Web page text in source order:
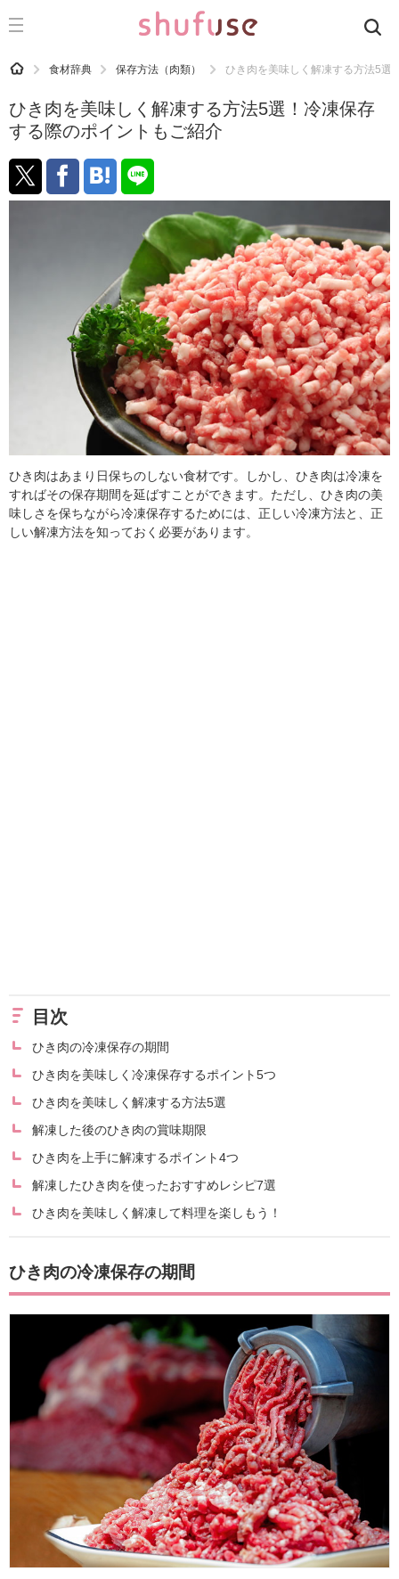
CATEGORY 記事カテゴリ
運気
洗濯
生活の知恵
食材辞典
おすすめ
HOME 食材辞典 保存方法（肉類） ひき肉を美味しく解凍する方法5選
ひき肉を美味しく解凍する方法5選！冷凍保存
する際のポイントもご紹介
ひき肉はあまり日保ちのしない食材です。しかし、ひき肉は冷凍を
すればその保存期間を延ばすことができます。ただし、ひき肉の美
味しさを保ちながら冷凍保存するためには、正しい冷凍方法と、正
しい解凍方法を知っておく必要があります。
目次
ひき肉の冷凍保存の期間
ひき肉を美味しく冷凍保存するポイント5つ
ひき肉を美味しく解凍する方法5選
解凍した後のひき肉の賞味期限
ひき肉を上手に解凍するポイント4つ
解凍したひき肉を使ったおすすめレシピ7選
ひき肉を美味しく解凍して料理を楽しもう！
ひき肉の冷凍保存の期間